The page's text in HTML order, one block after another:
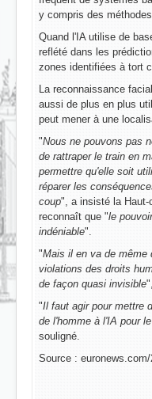
y compris des
Quand l'IA utilise de
reflété dans les
zones identifiées à tort
La reconnaissance
aussi de plus en plus
peut mener à une
"Nous ne pouvons pas
de rattraper le train en
permettre qu'elle soit
réparer les
coup", a insisté la
reconnaît que "le
indéniable".
"Mais il en va de même
violations des droits
de façon quasi invisible
"Il faut agir pour mettre
de l'homme à l'IA pour
souligné.
Source : euronews.com/